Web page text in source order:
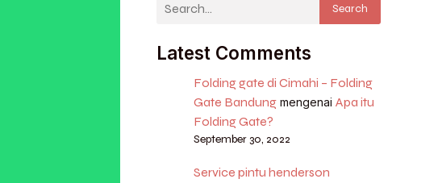
Search
Latest Comments
Folding gate di Cimahi – Folding
Gate Bandungmengenai Apa itu
Folding Gate?
September 30, 2022
Service pintu henderson